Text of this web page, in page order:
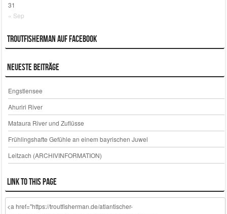
« Sep
31
Troutfisherman auf Facebook
Neueste Beiträge
Engstlensee
Ahuriri River
Mataura River und Zuflüsse
Frühlingshafte Gefühle an einem bayrischen Juwel
Leitzach (ARCHIVINFORMATION)
Link to this page